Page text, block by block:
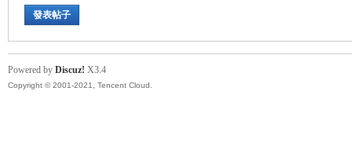
發表帖子
Powered by Discuz! X3.4
Copyright © 2001-2021, Tencent Cloud.